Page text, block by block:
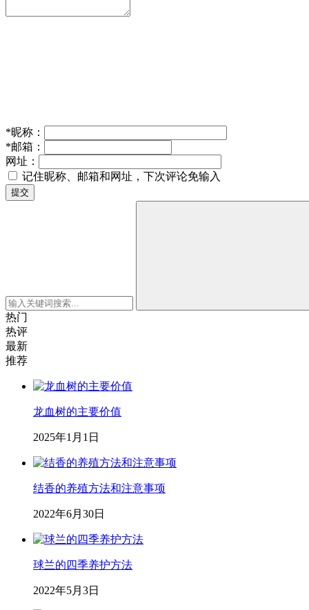
*昵称：
*邮箱：
网址：
记住昵称、邮箱和网址，下次评论免输入
提交
热门
热评
最新
推荐
龙血树的主要价值
2025年1月1日
结香的养殖方法和注意事项
2022年6月30日
球兰的四季养护方法
2022年5月3日